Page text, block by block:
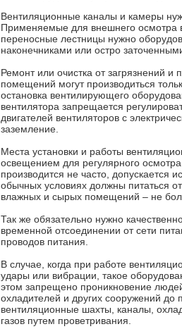
Вентиляционные каналы и камеры
Применяемые для внешнего осмотра
переносные лестницы нужно
наконечниками или остро
Ремонт или очистка от загрязнений
помещений могут производиться
остановка вентилирующего
вентилятора запрещается
двигателей вентиляторов с
заземление.
Места установки и работы
освещением для регулярного
производится не часто, допускается
обычных условиях должны питаться
влажных и сырых помещений – не
Так же обязательно нужно
временной отсоединении от сети
проводов питания.
В случае, когда при работе
удары или вибрации, такое
этом запрещено проникновение
охладителей и других сооружений до
вентиляционные шахты, каналы,
газов путем проветривания.